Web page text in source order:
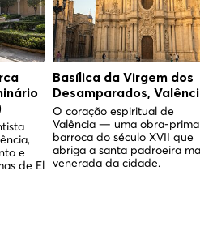
e
de El
Basílica da Virgem dos
Desamparados,
O coração espiritual de
Valência — uma obra-prima
barroca do século XVII que
abriga a santa padroeira
venerada da cidade.